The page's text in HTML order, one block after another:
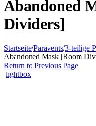
Abandoned
Dividers]
Startseite/Paravents/3-teilige
Abandoned Mask [Room
Return to Previous Page
lightbox